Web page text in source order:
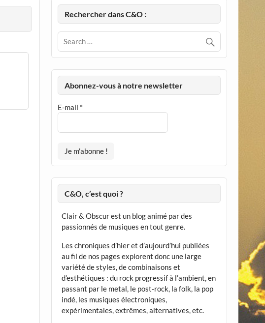
Rechercher dans C&O :
Abonnez-vous à notre newsletter
E-mail *
C&O, c’est quoi ?
Clair & Obscur est un blog animé par des
passionnés de musiques en tout genre.
Les chroniques d’hier et d’aujourd’hui publiées
au fil de nos pages explorent donc une large
variété de styles, de combinaisons et
d’esthétiques : du rock progressif à l’ambient, en
passant par le metal, le post-rock, la folk, la pop
indé, les musiques électroniques,
expérimentales, extrêmes, alternatives, etc.